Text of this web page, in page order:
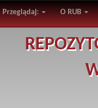
Przeglądaj: O RUB